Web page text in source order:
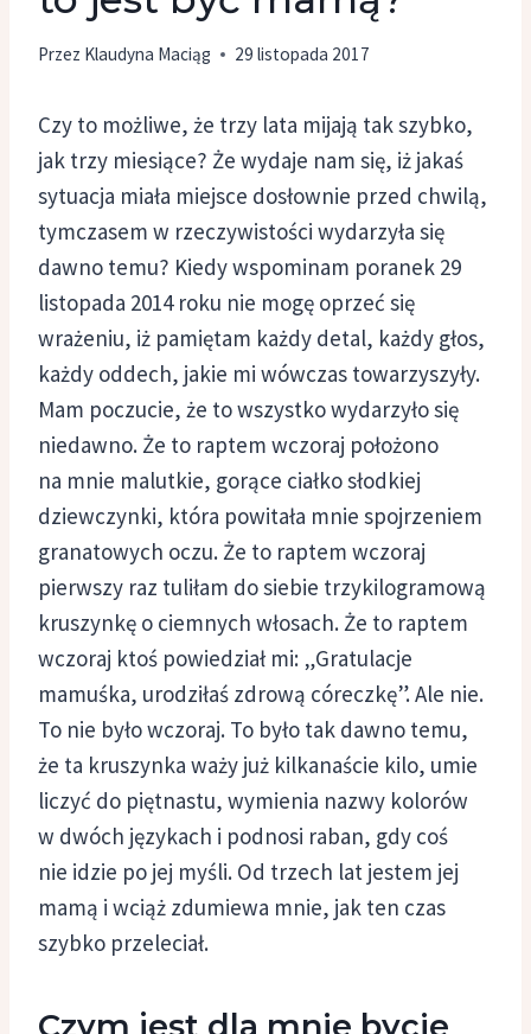
Przez Klaudyna Maciąg 29 listopada 2017
Czy to możliwe, że trzy lata mijają tak szybko,
jak trzy miesiące? Że wydaje nam się, iż jakaś
sytuacja miała miejsce dosłownie przed chwilą,
tymczasem w rzeczywistości wydarzyła się
dawno temu? Kiedy wspominam poranek 29
listopada 2014 roku nie mogę oprzeć się
wrażeniu, iż pamiętam każdy detal, każdy głos,
każdy oddech, jakie mi wówczas towarzyszyły.
Mam poczucie, że to wszystko wydarzyło się
niedawno. Że to raptem wczoraj położono
na mnie malutkie, gorące ciałko słodkiej
dziewczynki, która powitała mnie spojrzeniem
granatowych oczu. Że to raptem wczoraj
pierwszy raz tuliłam do siebie trzykilogramową
kruszynkę o ciemnych włosach. Że to raptem
wczoraj ktoś powiedział mi: „Gratulacje
mamuśka, urodziłaś zdrową córeczkę”. Ale nie.
To nie było wczoraj. To było tak dawno temu,
że ta kruszynka waży już kilkanaście kilo, umie
liczyć do piętnastu, wymienia nazwy kolorów
w dwóch językach i podnosi raban, gdy coś
nie idzie po jej myśli. Od trzech lat jestem jej
mamą i wciąż zdumiewa mnie, jak ten czas
szybko przeleciał.